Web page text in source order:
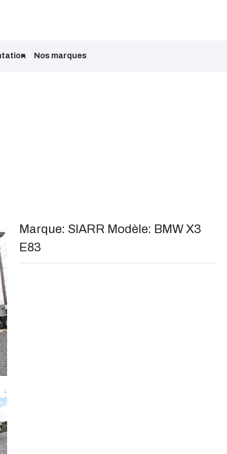
Nos marques
Marque: SIARR Modèle: BMW X3
E83